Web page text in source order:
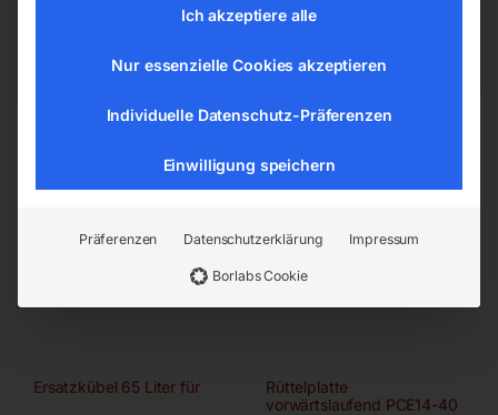
office@elmag.at
Ähnliche Produkte
Ersatzkübel 65 Liter für
Rüttelplatte
vorwärtslaufend PCE14-40
Ich akzeptiere alle
Nur essenzielle Cookies akzeptieren
Individuelle Datenschutz-Präferenzen
Einwilligung speichern
Präferenzen Datenschutzerklärung Impressum
Borlabs Cookie